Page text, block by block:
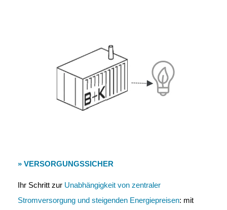
» VERSORGUNGSSICHER
Ihr Schritt zur Unabhängigkeit von zentraler
Stromversorgung und steigenden Energiepreisen: mit